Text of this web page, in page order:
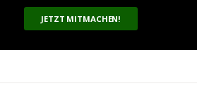
JETZT MITMACHEN!